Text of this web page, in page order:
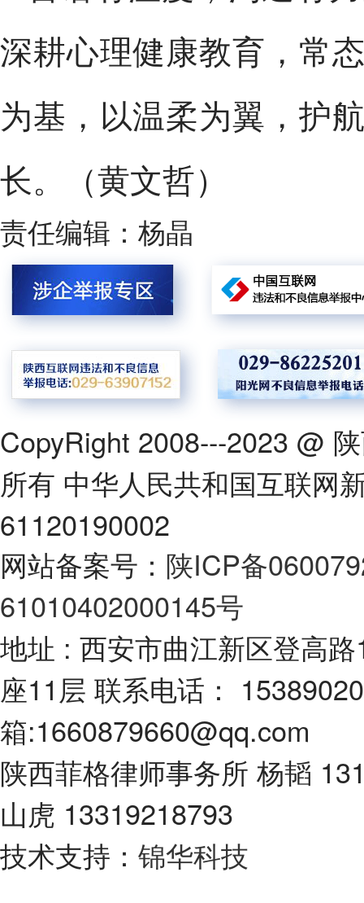
深耕心理健康教育，常
为基，以温柔为翼，护
长。（黄文哲）
责任编辑：杨晶
CopyRight 2008---2023 @
所有 中华人民共和国互联网
61120190002
网站备案号： 陕ICP备
61010402000145号
地址 : 西安市曲江新区登高
座11层 联系电话：
箱:1660879660@qq.com
陕西菲格律师事务所 杨韬
山虎 13319218793
技术支持： 锦华科技